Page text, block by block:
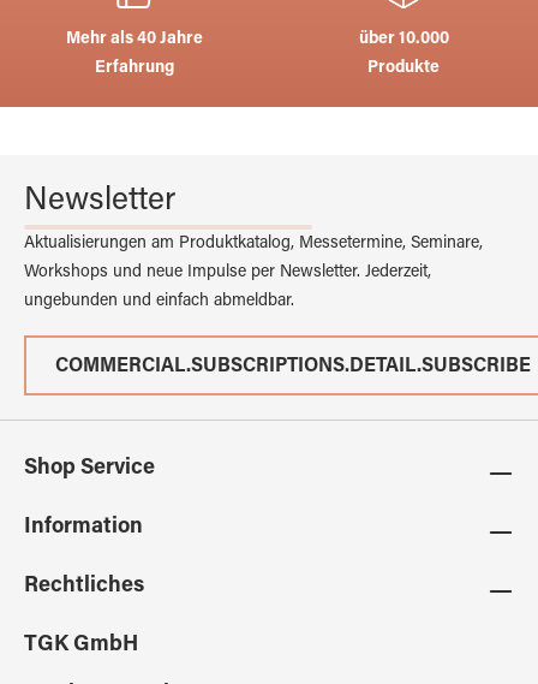
Mehr als 40 Jahre
Erfahrung
über 10.000
Produkte
Newsletter
Aktualisierungen am Produktkatalog, Messetermine, Seminare,
Workshops und neue Impulse per Newsletter. Jederzeit,
ungebunden und einfach abmeldbar.
COMMERCIAL.SUBSCRIPTIONS.DETAIL.SUBSCRIBE
Shop Service
Information
Rechtliches
TGK GmbH